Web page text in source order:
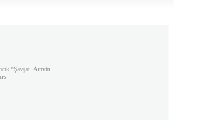
*Şavşat -Artvin